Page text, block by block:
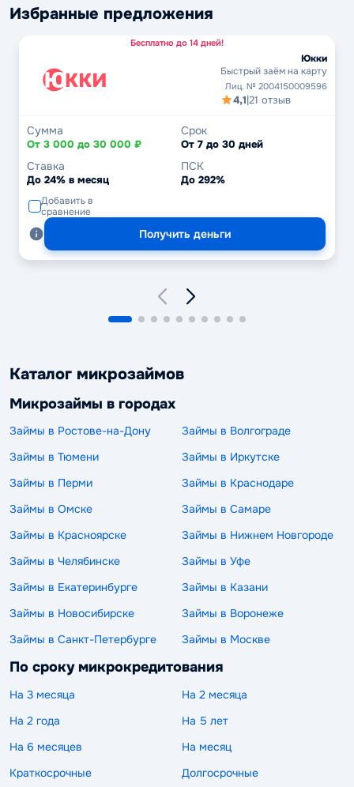
Избранные предложения
Бесплатно до 14 дней!
Юкки
Быстрый заём на карту
Лиц. № 2004150009596
4,1|21 отзыв
Сумма
От 3 000 до 30 000 ₽
Срок
От 7 до 30 дней
Ставка
До 24% в месяц
ПСК
До 292%
Добавить в
сравнение
Получить деньги
Каталог микрозаймов
Микрозаймы в городах
Займы в Ростове-на-Дону
Займы в Волгограде
Займы в Тюмени
Займы в Иркутске
Займы в Перми
Займы в Краснодаре
Займы в Омске
Займы в Самаре
Займы в Красноярске
Займы в Нижнем Новгороде
Займы в Челябинске
Займы в Уфе
Займы в Екатеринбурге
Займы в Казани
Займы в Новосибирске
Займы в Воронеже
Займы в Санкт-Петербурге
Займы в Москве
По сроку микрокредитования
На 3 месяца
На 2 месяца
На 2 года
На 5 лет
На 6 месяцев
На месяц
Краткосрочные
Долгосрочные